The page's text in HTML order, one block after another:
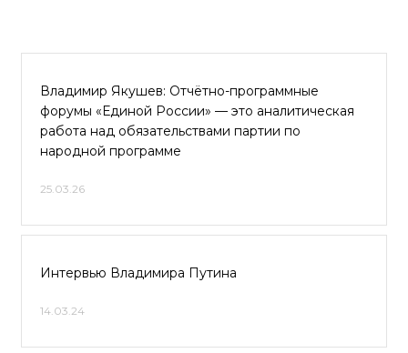
Владимир Якушев: Отчётно-программные
форумы «Единой России» — это аналитическая
работа над обязательствами партии по
народной программе
25.03.26
Интервью Владимира Путина
14.03.24